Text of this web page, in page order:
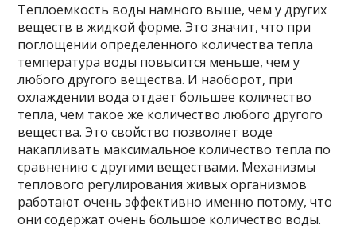
Теплоемкость воды намного выше, чем у других
веществ в жидкой форме. Это значит, что при
поглощении определенного количества тепла
температура воды повысится меньше, чем у
любого другого вещества. И наоборот, при
охлаждении вода отдает большее количество
тепла, чем такое же количество любого другого
вещества. Это свойство позволяет воде
накапливать максимальное количество тепла по
сравнению с другими веществами. Механизмы
теплового регулирования живых организмов
работают очень эффективно именно потому, что
они содержат очень большое количество воды.